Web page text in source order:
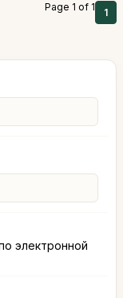
Page 1 of 1 1
электронной